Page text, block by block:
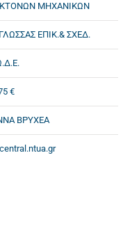
ΜΗΧΑΝΙΚΩΝ
ΕΠΙΚ.& ΣΧΕΔ.
€
ΒΡΥΧΕΑ